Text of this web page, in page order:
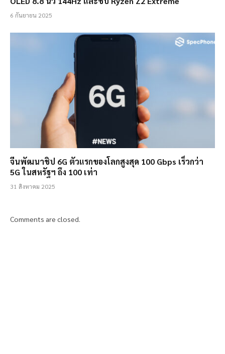
6 กันยายน 2025
จีนพัฒนาชิป 6G ตัวแรกของโลกสูงสุด 100 Gbps เร็วกว่า
5G ในสหรัฐฯ ถึง 100 เท่า
31 สิงหาคม 2025
Comments are closed.